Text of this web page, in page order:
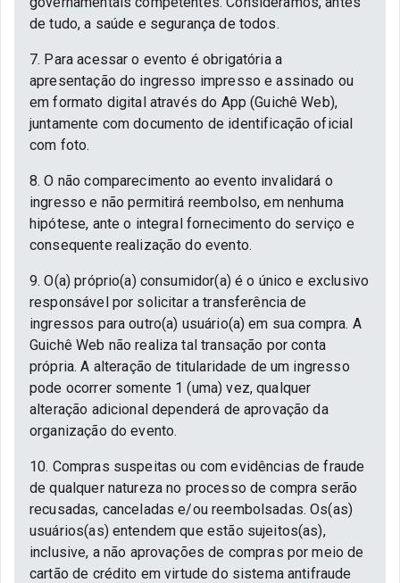
de tudo, a saúde e segurança de todos.
7. Para acessar o evento é obrigatória a
apresentação do ingresso impresso e assinado ou
em formato digital através do App (Guichê Web),
juntamente com documento de identificação oficial
com foto.
8. O não comparecimento ao evento invalidará o
ingresso e não permitirá reembolso, em nenhuma
hipótese, ante o integral fornecimento do serviço e
consequente realização do evento.
9. O(a) próprio(a) consumidor(a) é o único e exclusivo
responsável por solicitar a transferência de
ingressos para outro(a) usuário(a) em sua compra. A
Guichê Web não realiza tal transação por conta
própria. A alteração de titularidade de um ingresso
pode ocorrer somente 1 (uma) vez, qualquer
alteração adicional dependerá de aprovação da
organização do evento.
10. Compras suspeitas ou com evidências de fraude
de qualquer natureza no processo de compra serão
recusadas, canceladas e/ou reembolsadas. Os(as)
usuários(as) entendem que estão sujeitos(as),
inclusive, a não aprovações de compras por meio de
cartão de crédito em virtude do sistema antifraude